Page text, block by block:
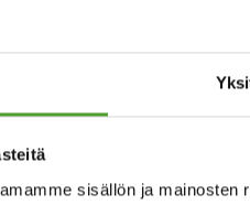
sisällön ja